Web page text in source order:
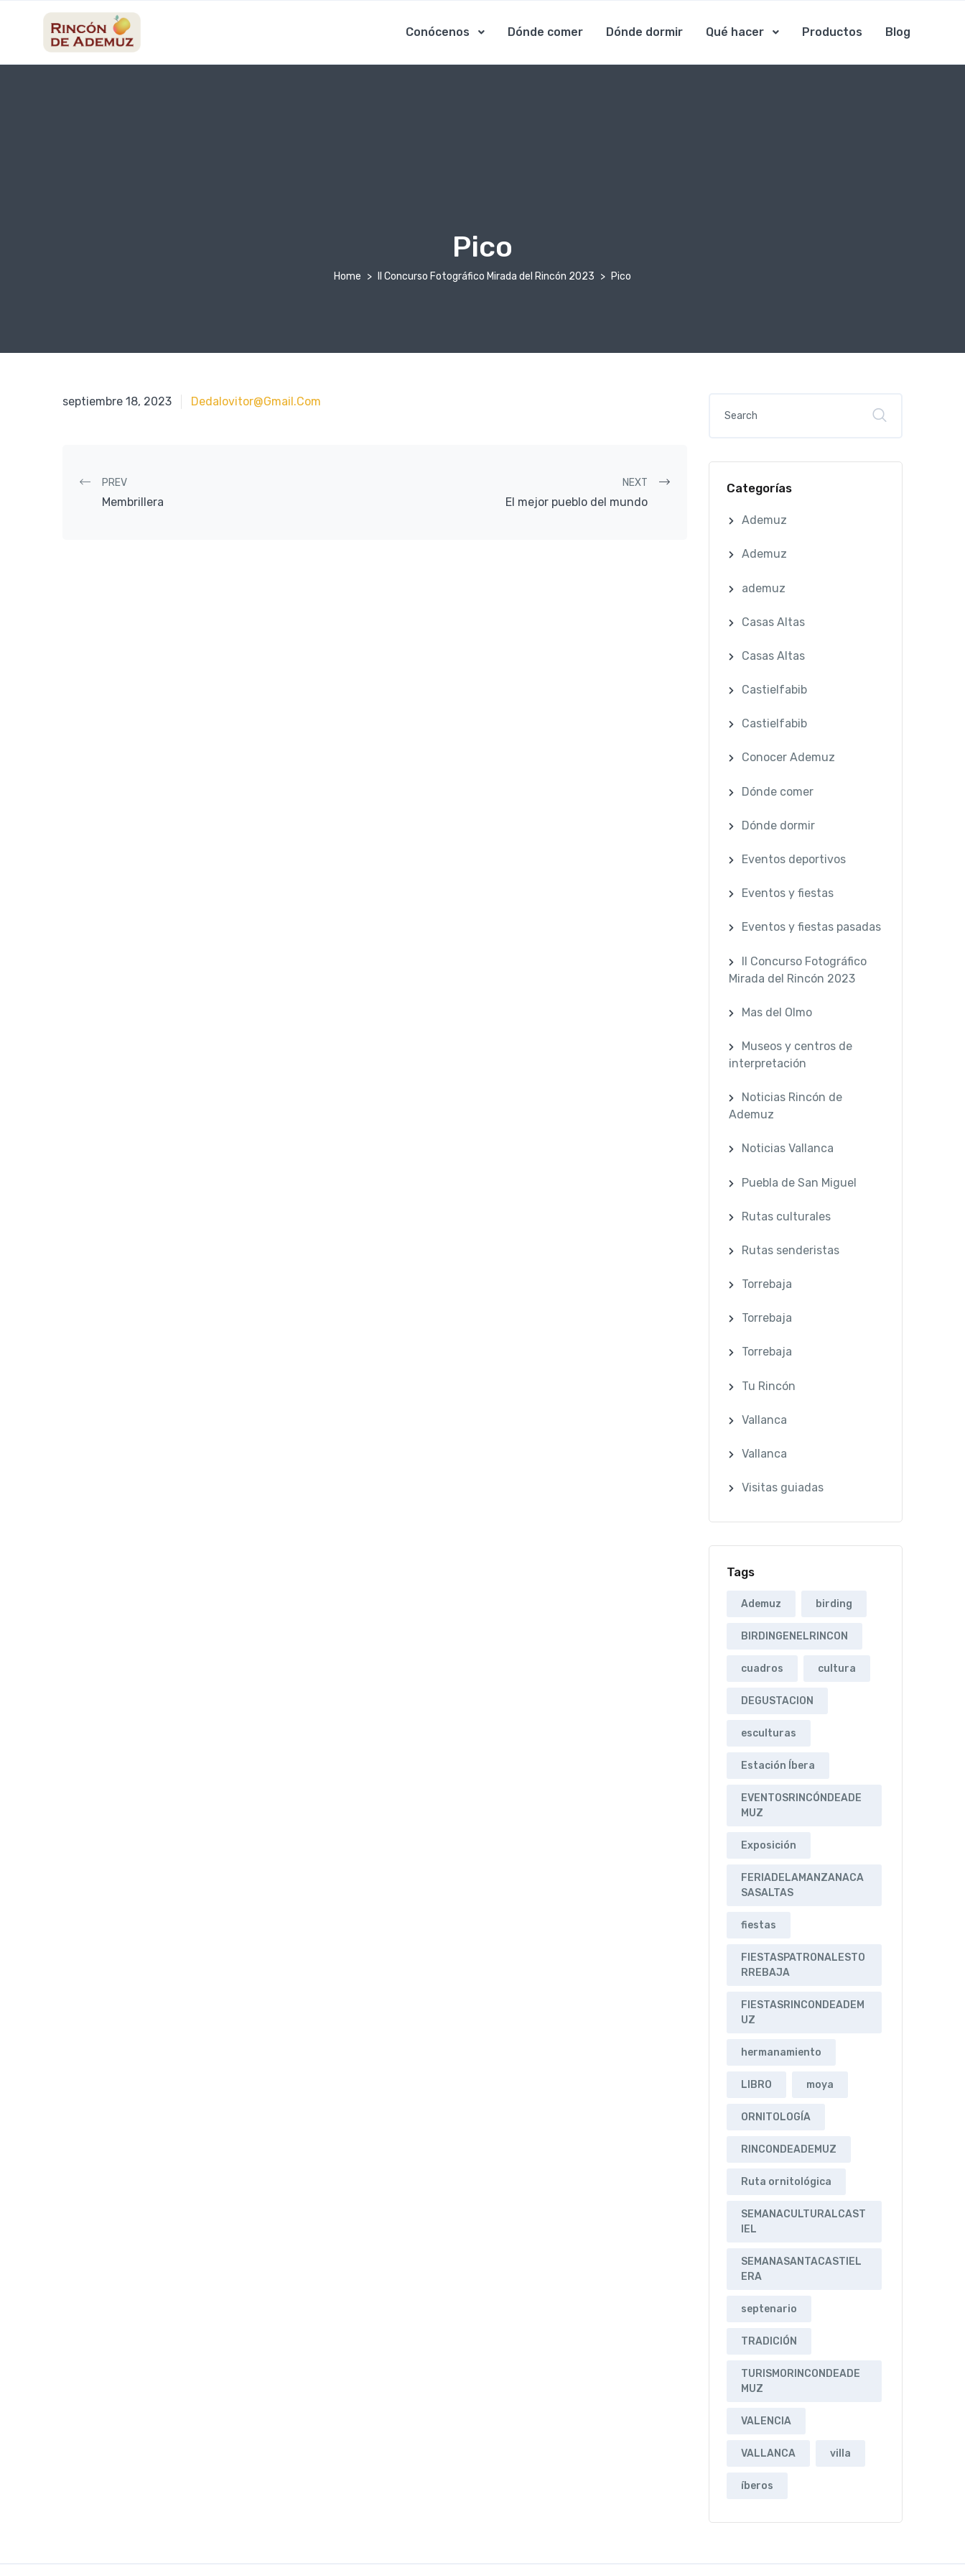
Conócenos
Dónde comer Dónde dormir Qué hacer Productos Blog
Pico
Home II Concurso Fotográfico Mirada del Rincón 2023 Pico
septiembre 18, 2023
septiembre 18, 2023 Dedalovitor@gmail.com
Post navigation
PREV
Membrillera
NEXT
El mejor pueblo del mundo
Categorías
Ademuz
Ademuz
ademuz
Casas Altas
Casas Altas
Castielfabib
Castielfabib
Conocer Ademuz
Dónde comer
Dónde dormir
Eventos deportivos
Eventos y fiestas
Eventos y fiestas pasadas
II Concurso Fotográfico
Mirada del Rincón 2023
Mas del Olmo
Museos y centros de
interpretación
Noticias Rincón de
Ademuz
Noticias Vallanca
Puebla de San Miguel
Rutas culturales
Rutas senderistas
Torrebaja
Torrebaja
Torrebaja
Tu Rincón
Vallanca
Vallanca
Visitas guiadas
Tags
Ademuz birding
BIRDINGENELRINCON
cuadros cultura
DEGUSTACION
esculturas
Estación Íbera
EVENTOSRINCÓNDEADE
MUZ
Exposición
FERIADELAMANZANACA
SASALTAS
fiestas
FIESTASPATRONALESTO
RREBAJA
FIESTASRINCONDEADEM
UZ
hermanamiento
LIBRO moya
ORNITOLOGÍA
RINCONDEADEMUZ
Ruta ornitológica
SEMANACULTURALCAST
IEL
SEMANASANTACASTIEL
ERA
septenario
TRADICIÓN
TURISMORINCONDEADE
MUZ
VALENCIA
VALLANCA villa
íberos